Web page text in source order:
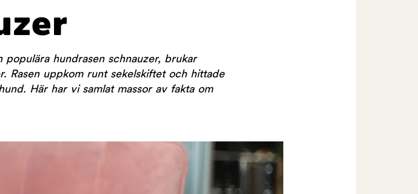
hundrasen schnauzer, brukar
Rasen uppkom runt sekelskiftet och hittade
Här har vi samlat massor av fakta om